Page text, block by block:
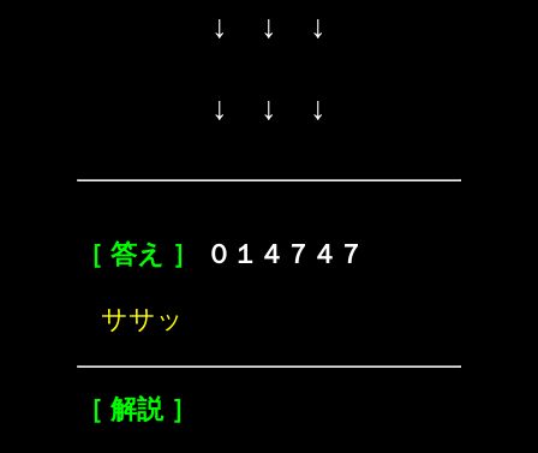
↓ ↓ ↓
↓ ↓ ↓
［ 答え ］ ０１４７４７
ササッ
［ 解説 ］